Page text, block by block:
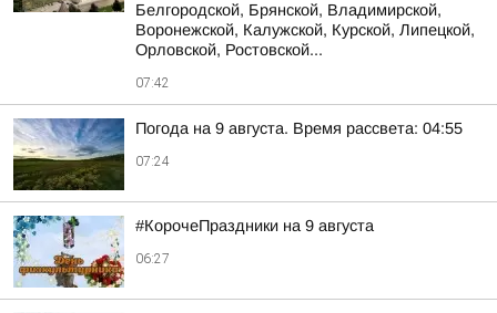
Белгородской, Брянской, Владимирской,
Воронежской, Калужской, Курской, Липецкой,
Орловской, Ростовской...
07:42
Погода на 9 августа. Время рассвета: 04:55
07:24
#КорочеПраздники на 9 августа
06:27